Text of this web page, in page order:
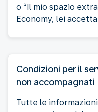
o “Il mio spazio
Economy, lei
Condizioni per il
non accompagnati
Tutte le